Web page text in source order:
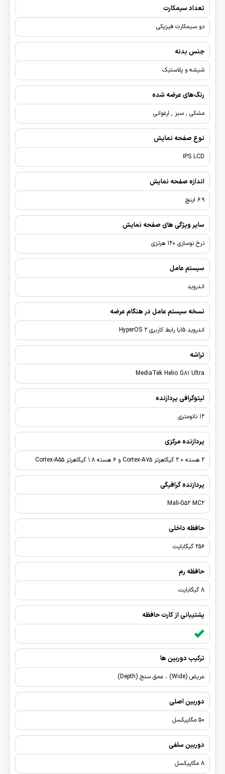
تعداد سیمکارت
دو سیمکارت فیزیکی
جنس بدنه
شیشه و پلاستیک
رنگ‌های عرضه شده
مشکی , سبز , ارغوانی
نوع صفحه نمایش
IPS LCD
اندازه صفحه نمایش
6.9 اینچ
سایر ویژگی های صفحه نمایش
نرخ نوسازی 120 هرتزی
سیستم عامل
اندروید
نسخه سیستم عامل در هنگام عرضه
اندروید 15با رابط کاربری HyperOS 2
تراشه
MediaTek Helio G81 Ultra
لیتوگرافی پردازنده
12 نانومتری
پردازنده مرکزی
2 هسته 2.0 گیگاهرتز Cortex-A75 و 6 هسته 1.8 گیگاهرتز Cortex-A55
پردازنده گرافیگی
Mali-G52 MC2
حافظه داخلی
256 گیگابایت
حافظه رم
8 گیگابایت
پشتیبانی از کارت حافظه
ترکیب دوربین ها
عریض (Wide) ، عمق سنج (Depth)
دوربین اصلی
50 مگاپیکسل
دوربین سلفی
8 مگاپیکسل